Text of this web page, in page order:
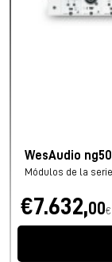
WesAudio
Módulos de la
€7.632,00